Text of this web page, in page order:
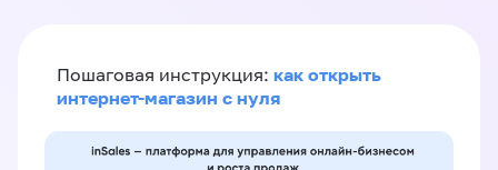
Пошаговая инструкция: как открыть
интернет-магазин с нуля